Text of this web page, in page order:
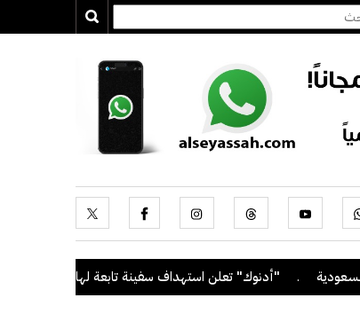
. "أدنوك" تعلن استهداف سفينة تابعة لها بصاروخ أثناء